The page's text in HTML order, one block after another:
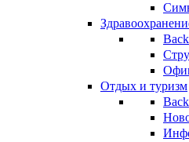
Back
Отдых и туризм
Back